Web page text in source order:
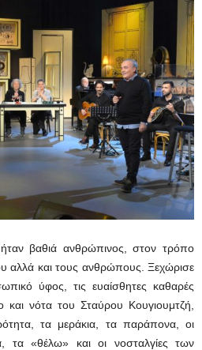
ήταν βαθιά ανθρώπινος, στον τρόπο
αλλά και τους ανθρώπους. Ξεχώρισε
ύφος, τις ευαίσθητες καθαρές
και νότα του Σταύρου Κουγιουμτζή,
τα μεράκια, τα παράπονα, οι
τα «θέλω» και οι νοσταλγίες των